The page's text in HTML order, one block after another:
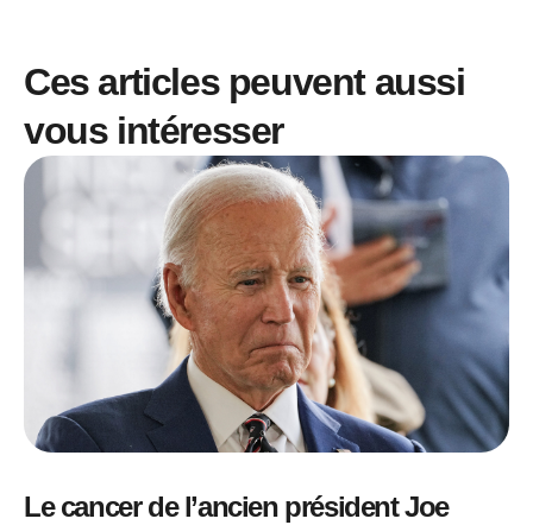
Ces articles peuvent aussi
vous intéresser
Le cancer de l’ancien président Joe